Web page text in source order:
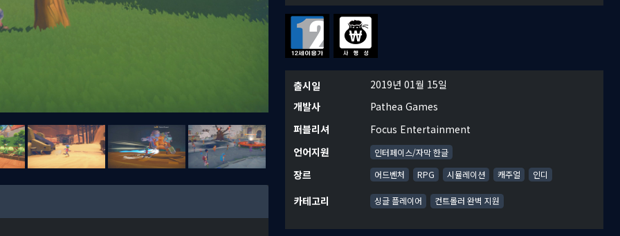
출시일
2019년 01월 15일
개발사
Pathea Games
퍼블리셔
Focus Entertainment
언어지원
인터페이스/자막 한글
장르 어드벤처 RPG 시뮬레이션 캐주얼 인디
카테고리 싱글 플레이어 컨트롤러 완벽 지원